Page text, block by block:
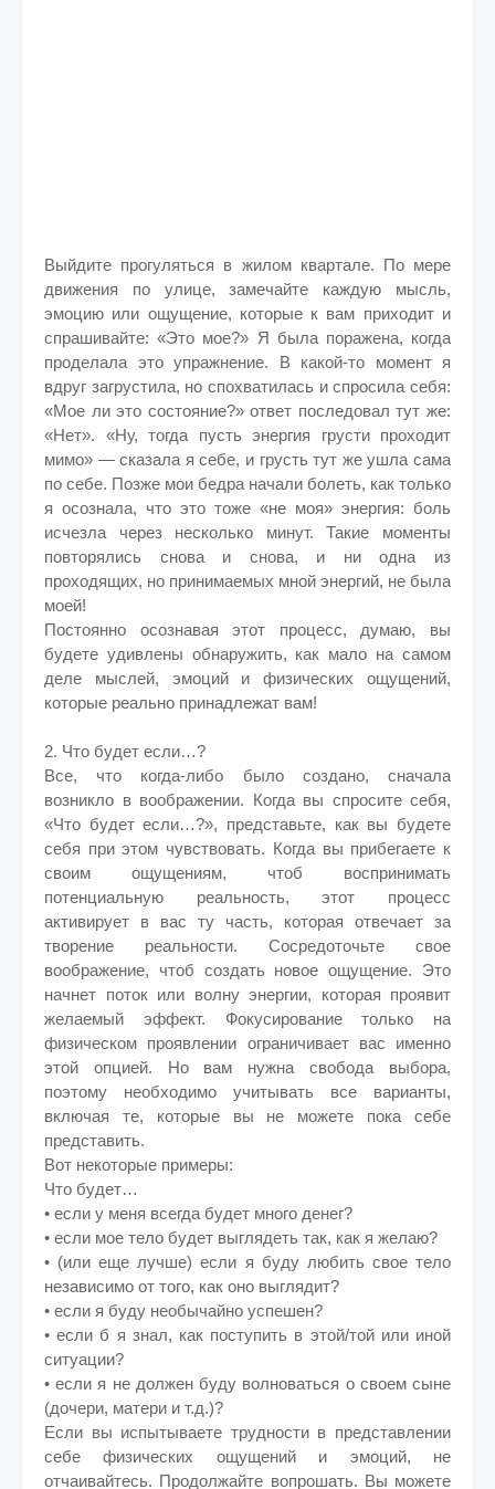
Выйдите прогуляться в жилом квартале. По мере
движения по улице, замечайте каждую мысль,
эмоцию или ощущение, которые к вам приходит и
спрашивайте: «Это мое?» Я была поражена, когда
проделала это упражнение. В какой-то момент я
вдруг загрустила, но спохватилась и спросила себя:
«Мое ли это состояние?» ответ последовал тут же:
«Нет». «Ну, тогда пусть энергия грусти проходит
мимо» — сказала я себе, и грусть тут же ушла сама
по себе. Позже мои бедра начали болеть, как только
я осознала, что это тоже «не моя» энергия: боль
исчезла через несколько минут. Такие моменты
повторялись снова и снова, и ни одна из
проходящих, но принимаемых мной энергий, не была
моей!
Постоянно осознавая этот процесс, думаю, вы
будете удивлены обнаружить, как мало на самом
деле мыслей, эмоций и физических ощущений,
которые реально принадлежат вам!
2. Что будет если…?
Все, что когда-либо было создано, сначала
возникло в воображении. Когда вы спросите себя,
«Что будет если…?», представьте, как вы будете
себя при этом чувствовать. Когда вы прибегаете к
своим ощущениям, чтоб воспринимать
потенциальную реальность, этот процесс
активирует в вас ту часть, которая отвечает за
творение реальности. Сосредоточьте свое
воображение, чтоб создать новое ощущение. Это
начнет поток или волну энергии, которая проявит
желаемый эффект. Фокусирование только на
физическом проявлении ограничивает вас именно
этой опцией. Но вам нужна свобода выбора,
поэтому необходимо учитывать все варианты,
включая те, которые вы не можете пока себе
представить.
Вот некоторые примеры:
Что будет…
• если у меня всегда будет много денег?
• если мое тело будет выглядеть так, как я желаю?
• (или еще лучше) если я буду любить свое тело
независимо от того, как оно выглядит?
• если я буду необычайно успешен?
• если б я знал, как поступить в этой/той или иной
ситуации?
• если я не должен буду волноваться о своем сыне
(дочери, матери и т.д.)?
Если вы испытываете трудности в представлении
себе физических ощущений и эмоций, не
отчаивайтесь. Продолжайте вопрошать. Вы можете